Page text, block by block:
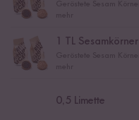
TL Sesamkörner
0,5 Limette